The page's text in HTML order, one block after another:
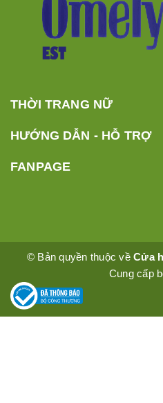
THỜI TRANG NỮ
HƯỚNG DẪN - HỖ TRỢ
FANPAGE
© Bản quyền thuộc vềCửa
Cung cấp